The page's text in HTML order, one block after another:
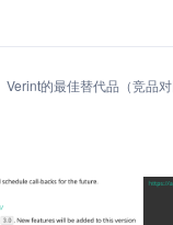
Verint的最佳替代品（竞品对